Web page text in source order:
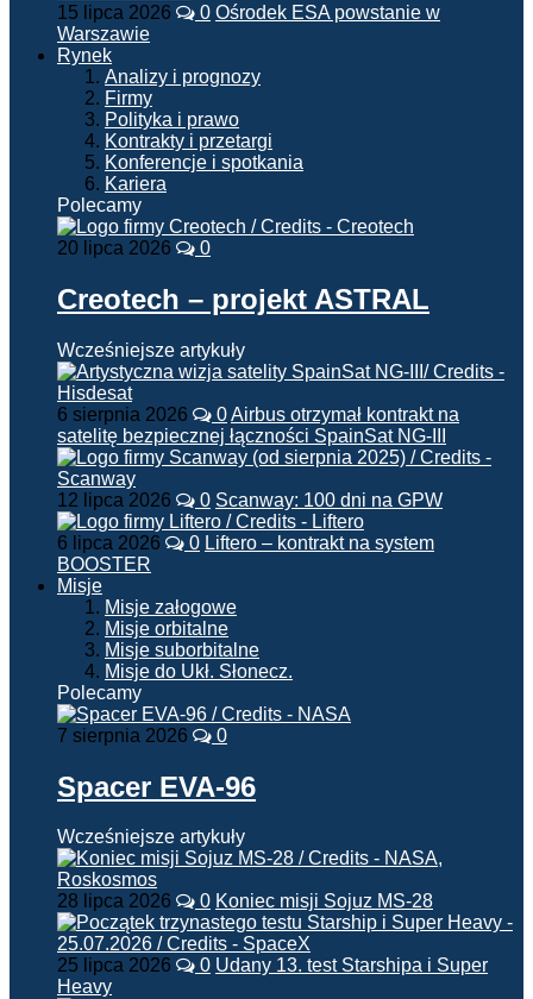
15 lipca 2026 0 Ośrodek ESA powstanie w
Warszawie
Rynek
Analizy i prognozy
Firmy
Polityka i prawo
Kontrakty i przetargi
Konferencje i spotkania
Kariera
Polecamy
20 lipca 2026 0
Creotech – projekt ASTRAL
Wcześniejsze artykuły
6 sierpnia 2026 0Airbus otrzymał kontrakt na
satelitę bezpiecznej łączności SpainSat NG-III
12 lipca 2026 0 Scanway: 100 dni na GPW
6 lipca 2026 0 Liftero – kontrakt na system
BOOSTER
Misje
Misje załogowe
Misje orbitalne
Misje suborbitalne
Misje do Ukł. Słonecz.
Polecamy
7 sierpnia 2026 0
Spacer EVA-96
Wcześniejsze artykuły
28 lipca 2026 0 Koniec misji Sojuz MS-28
25 lipca 2026 0 Udany 13. test Starshipa i Super
Heavy